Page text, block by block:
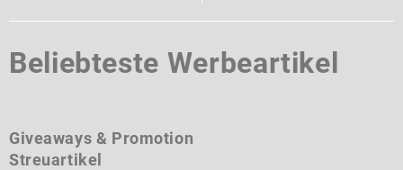
Beliebteste Werbeartikel
Giveaways & Promotion
Streuartikel